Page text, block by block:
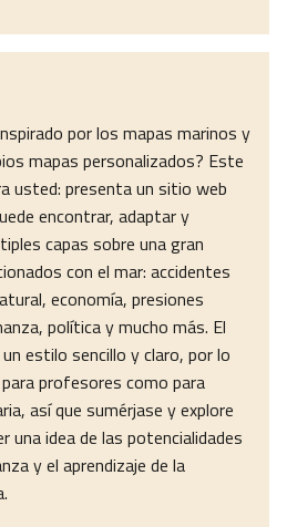
por los mapas marinos y
mapas personalizados? Este
usted: presenta un sitio web
encontrar, adaptar y
capas sobre una gran
con el mar: accidentes
economía, presiones
política y mucho más. El
estilo sencillo y claro, por lo
profesores como para
así que sumérjase y explore
una idea de las potencialidades
y el aprendizaje de la